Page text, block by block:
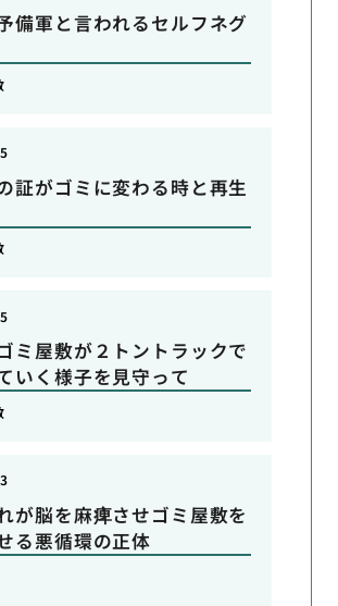
備軍と言われるセルフネグ
証がゴミに変わる時と再生
ミ屋敷が２トントラックで
いく様子を見守って
が脳を麻痺させゴミ屋敷を
る悪循環の正体